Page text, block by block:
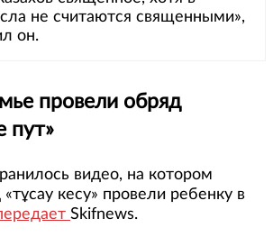
не считаются священными»,
он.
провели обряд
пут»
видео, на котором
«тұсау кесу» провели ребенку в
Skifnews.